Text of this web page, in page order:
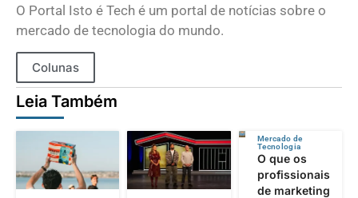
O Portal Isto é Tech é um portal de notícias sobre o
mercado de tecnologia do mundo.
Colunas
Leia Também
Mercado de
Tecnologia
O que os
profissionais
de marketing